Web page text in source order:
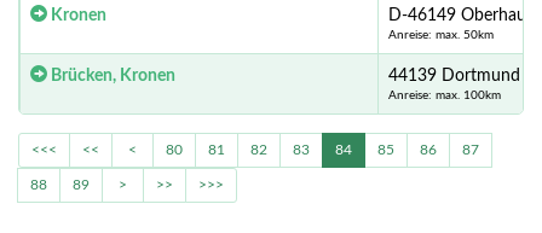
Kronen D-46149
Anreise: max. 50km
Brücken, Kronen 44139 Dortmund
Anreise: max. 100km
<<< << < 80 81 82 83 84 85 86 87
88 89 > >> >>>